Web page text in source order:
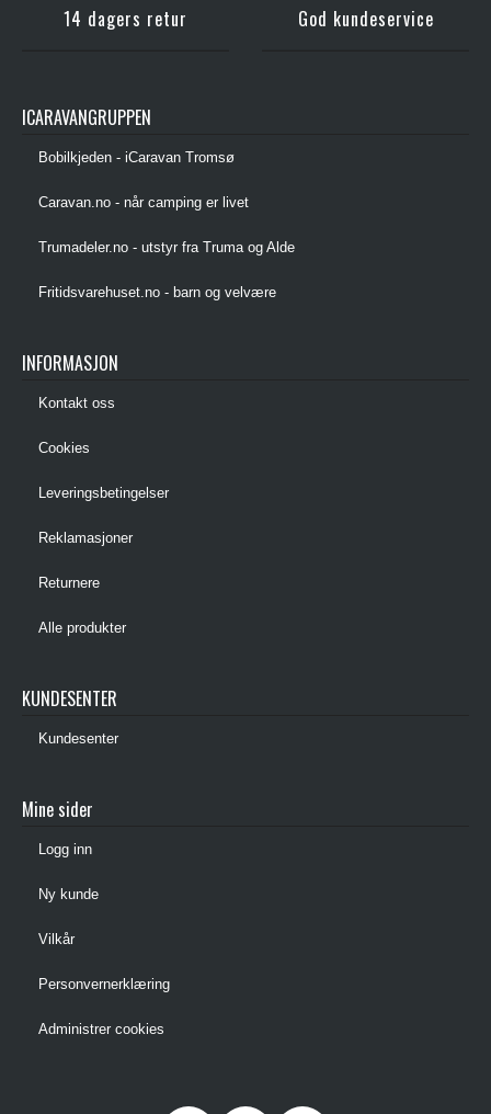
14 dagers retur God kundeservice
ICARAVANGRUPPEN
Bobilkjeden - iCaravan Tromsø
Caravan.no - når camping er livet
Trumadeler.no - utstyr fra Truma og Alde
Fritidsvarehuset.no - barn og velvære
INFORMASJON
Kontakt oss
Cookies
Leveringsbetingelser
Reklamasjoner
Returnere
Alle produkter
KUNDESENTER
Kundesenter
Mine sider
Logg inn
Ny kunde
Vilkår
Personvernerklæring
Administrer cookies